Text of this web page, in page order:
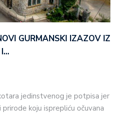
GURMANSKI IZAZOV IZ
I…
jedinstvenog je potpisa jer
koju isprepliću očuvana